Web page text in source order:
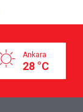
Ankara
28 °C